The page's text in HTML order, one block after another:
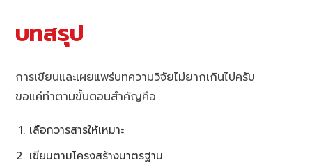
บทสรุป
การเขียนและเผยแพร่บทความวิจัยไม่ยากเกินไปครับ
ขอแค่ทำตามขั้นตอนสำคัญคือ
เลือกวารสารให้เหมาะ
เขียนตามโครงสร้างมาตรฐาน